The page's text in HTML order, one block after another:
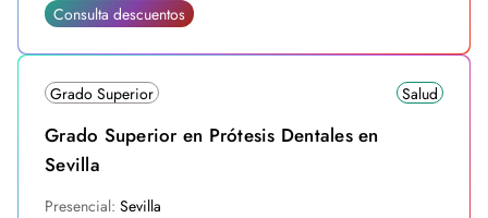
Consulta descuentos
Grado Superior Salud
Grado Superior en Prótesis Dentales en
Sevilla
Presencial: Sevilla